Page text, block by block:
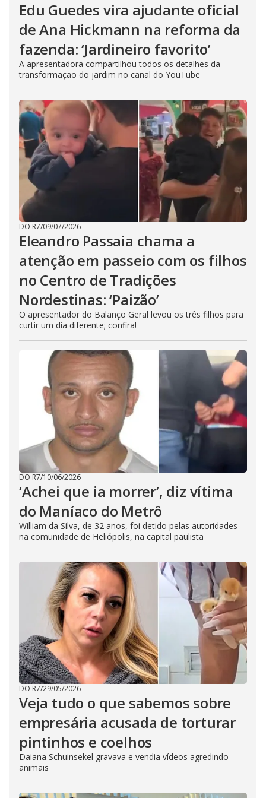
Edu Guedes vira ajudante oficial
de Ana Hickmann na reforma da
fazenda: ‘Jardineiro favorito’
A apresentadora compartilhou todos os detalhes da
transformação do jardim no canal do YouTube
DO R7/09/07/2026
Eleandro Passaia chama a
atenção em passeio com os filhos
no Centro de Tradições
Nordestinas: ‘Paizão’
O apresentador do Balanço Geral levou os três filhos para
curtir um dia diferente; confira!
DO R7/10/06/2026
‘Achei que ia morrer’, diz vítima
do Maníaco do Metrô
William da Silva, de 32 anos, foi detido pelas autoridades
na comunidade de Heliópolis, na capital paulista
DO R7/29/05/2026
Veja tudo o que sabemos sobre
empresária acusada de torturar
pintinhos e coelhos
Daiana Schuinsekel gravava e vendia vídeos agredindo
animais